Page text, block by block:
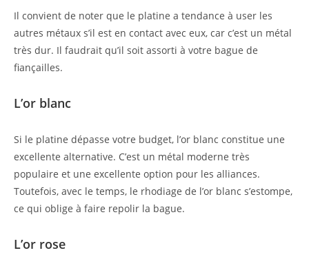
Il convient de noter que le platine a tendance à user les
autres métaux s’il est en contact avec eux, car c’est un métal
très dur. Il faudrait qu’il soit assorti à votre bague de
fiançailles.
L’or blanc
Si le platine dépasse votre budget, l’or blanc constitue une
excellente alternative. C’est un métal moderne très
populaire et une excellente option pour les alliances.
Toutefois, avec le temps, le rhodiage de l’or blanc s’estompe,
ce qui oblige à faire repolir la bague.
L’or rose